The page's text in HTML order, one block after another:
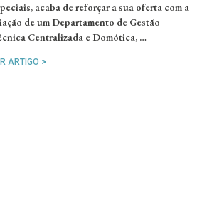
acaba de reforçar a sua oferta com a
de um Departamento de Gestão
Centralizada e Domótica, …
ARTIGO >